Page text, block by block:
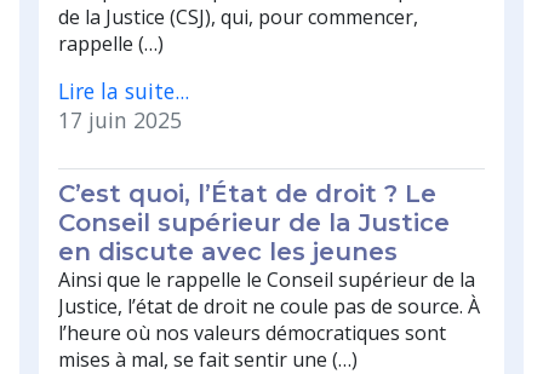
de la Justice (CSJ), qui, pour commencer,
rappelle (…)
Lire la suite...
17 juin 2025
C’est quoi, l’État de droit ? Le
Conseil supérieur de la Justice
en discute avec les jeunes
Ainsi que le rappelle le Conseil supérieur de la
Justice, l’état de droit ne coule pas de source. À
l’heure où nos valeurs démocratiques sont
mises à mal, se fait sentir une (…)